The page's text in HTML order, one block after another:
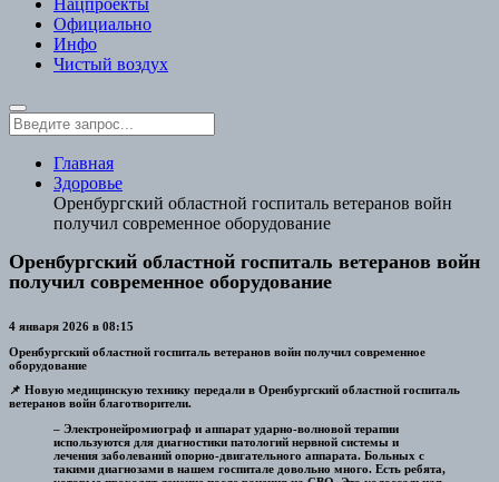
Нацпроекты
Официально
Инфо
Чистый воздух
Главная
Здоровье
Оренбургский областной госпиталь ветеранов войн
получил современное оборудование
Оренбургский областной госпиталь ветеранов войн
получил современное оборудование
4 января 2026 в 08:15
Оренбургский областной госпиталь ветеранов войн получил современное
оборудование
📌 Новую медицинскую технику передали в Оренбургский областной госпиталь
ветеранов войн благотворители.
– Электронейромиограф и аппарат ударно-волновой терапии
используются для диагностики патологий нервной системы и
лечения заболеваний опорно-двигательного аппарата. Больных с
такими диагнозами в нашем госпитале довольно много. Есть ребята,